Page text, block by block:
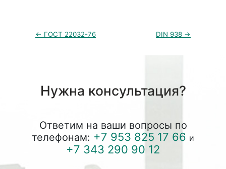
← ГОСТ 22032-76 DIN 938 →
Нужна консультация?
Ответим на ваши вопросы по
телефонам: +7 953 825 17 66 и
+7 343 290 90 12